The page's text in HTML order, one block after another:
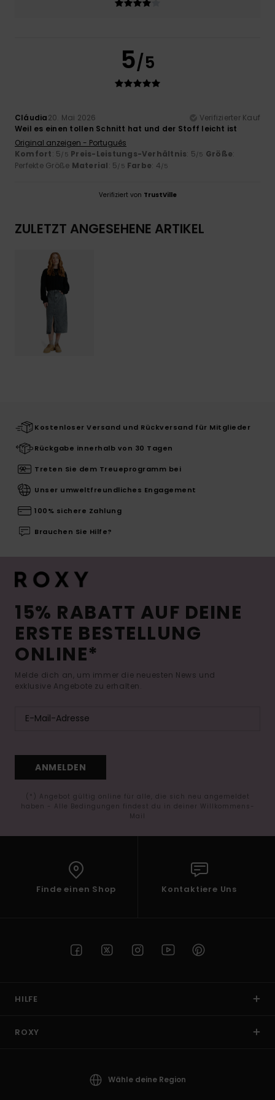
5/5
Cláudia20. Mai 2026
Verifizierter Kauf
Weil es einen tollen Schnitt hat und der Stoff leicht ist
Original anzeigen - Português
Komfort: 5/5 Preis-Leistungs-Verhältnis: 5/5 Größe:
Perfekte Größe Material: 5/5 Farbe: 4/5
Verifiziert von TrustVille
ZULETZT ANGESEHENE ARTIKEL
Kostenloser Versand und Rückversand für Mitglieder
Rückgabe innerhalb von 30 Tagen
Treten Sie dem Treueprogramm bei
Unser umweltfreundliches Engagement
100% sichere Zahlung
Brauchen Sie Hilfe?
15% RABATT AUF DEINE
ERSTE BESTELLUNG
ONLINE*
Melde dich an, um immer die neuesten News und
exklusive Angebote zu erhalten.
ANMELDEN
(*) Angebot gültig online für alle, die sich neu angemeldet
haben - Alle Bedingungen findest du in deiner Willkommens-
Mail
Finde einen Shop Kontaktiere Uns
HILFE
ROXY
Wähle deine Region